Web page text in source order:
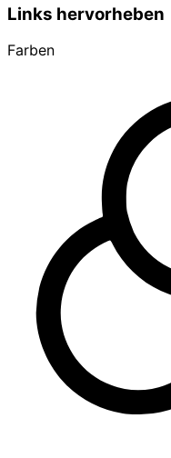
Links hervorheben
Farben